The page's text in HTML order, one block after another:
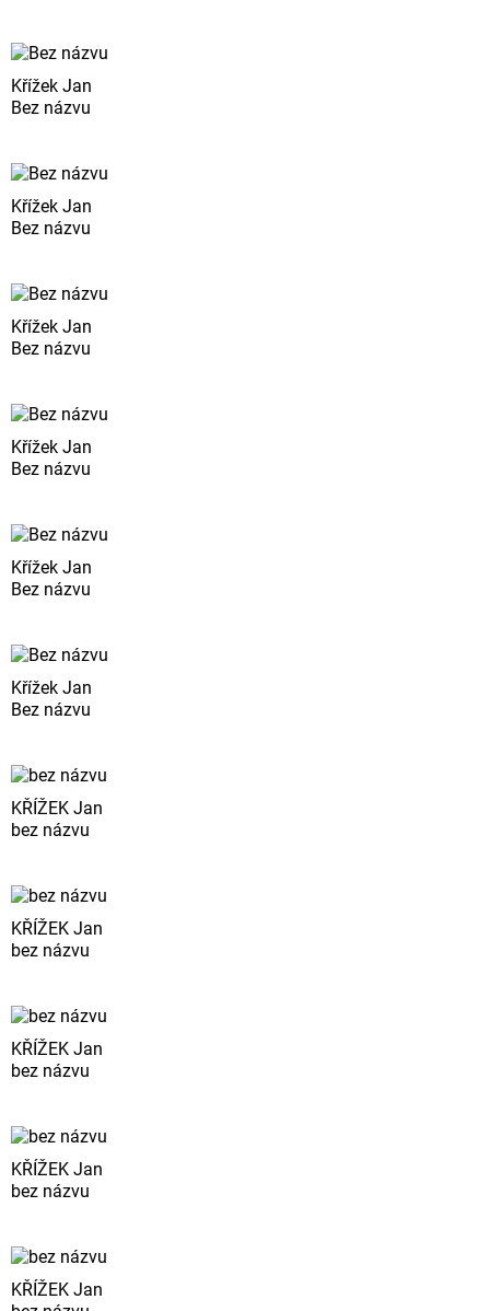
Křížek Jan
Bez názvu
Křížek Jan
Bez názvu
Křížek Jan
Bez názvu
Křížek Jan
Bez názvu
Křížek Jan
Bez názvu
Křížek Jan
Bez názvu
KŘÍŽEK Jan
bez názvu
KŘÍŽEK Jan
bez názvu
KŘÍŽEK Jan
bez názvu
KŘÍŽEK Jan
bez názvu
KŘÍŽEK Jan